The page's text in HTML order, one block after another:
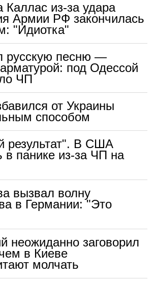
Каллас из-за удара
Армии РФ закончилась
"Идиотка"
русскую песню —
под Одессой
ЧП
от Украины
способом
результат". В США
в панике из-за ЧП на
вызвал волну
в Германии: "Это
неожиданно заговорил
в Киеве
молчать